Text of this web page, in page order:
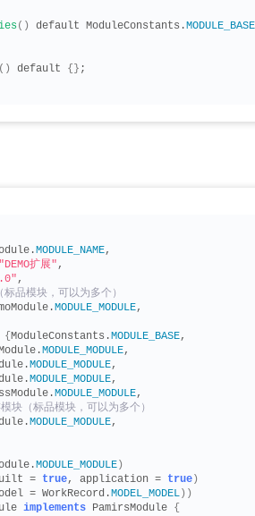
() default ModuleConstants.MODULE_BASE
() default {} ;
MODULE_NAME,
"DEMO扩展" ,
,
品模块，可以为多个）
MODULE_MODULE,
{ ModuleConstants.MODULE_BASE,
MODULE_MODULE,
MODULE_MODULE,
MODULE_MODULE,
MODULE_MODULE,
（标品模块，可以为多个）
MODULE_MODULE,
MODULE_MODULE )
= true, application = true )
= WorkRecord.MODEL_MODEL ))
implements PamirsModule {